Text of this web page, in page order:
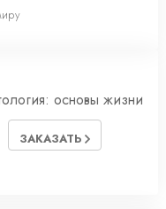
основы жизни
ЗАКАЗАТЬ